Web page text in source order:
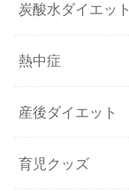
炭酸水ダイエット
熱中症
産後ダイエット
育児クッズ